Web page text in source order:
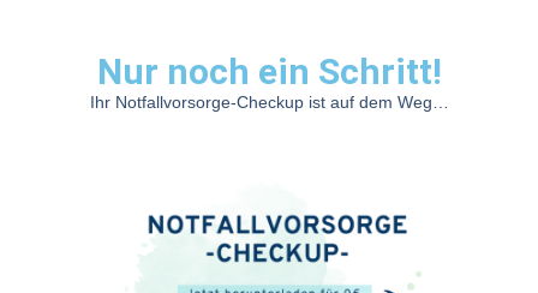
Nur noch ein Schritt!
Ihr Notfallvorsorge-Checkup ist auf dem Weg…